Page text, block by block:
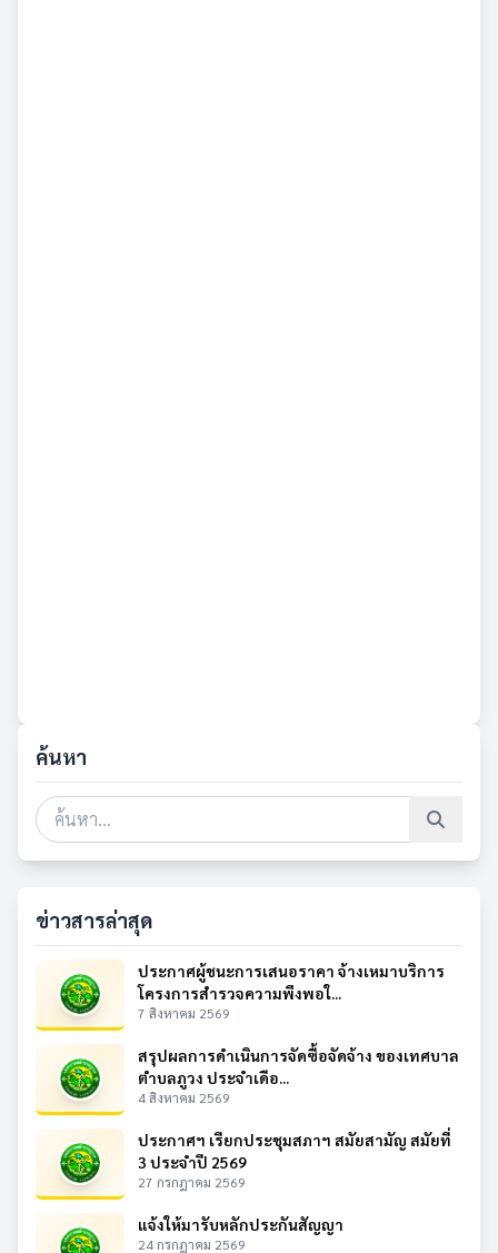
ค้นหา
ข่าวสารล่าสุด
ประกาศผู้ชนะการเสนอราคา จ้างเหมาบริการ
โครงการสำรวจความพึงพอใ...
7 สิงหาคม 2569
สรุปผลการดำเนินการจัดซื้อจัดจ้าง ของเทศบาล
ตำบลภูวง ประจำเดือ...
4 สิงหาคม 2569
ประกาศฯ เรียกประชุมสภาฯ สมัยสามัญ สมัยที่
3 ประจำปี 2569
27 กรกฎาคม 2569
แจ้งให้มารับหลักประกันสัญญา
24 กรกฎาคม 2569